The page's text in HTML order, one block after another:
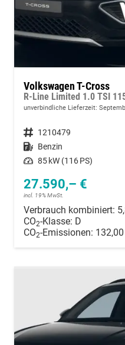
Volkswagen T-Cross
unverbindliche Lieferzeit:
Fahrzeugnummer 1210479
Kraftstoff Benzin
Leistung 85 kW (116 PS)
27.590,– €
incl. 19% MwSt.
Verbrauch kombiniert:
CO2-Klasse: D
CO2-Emissionen: